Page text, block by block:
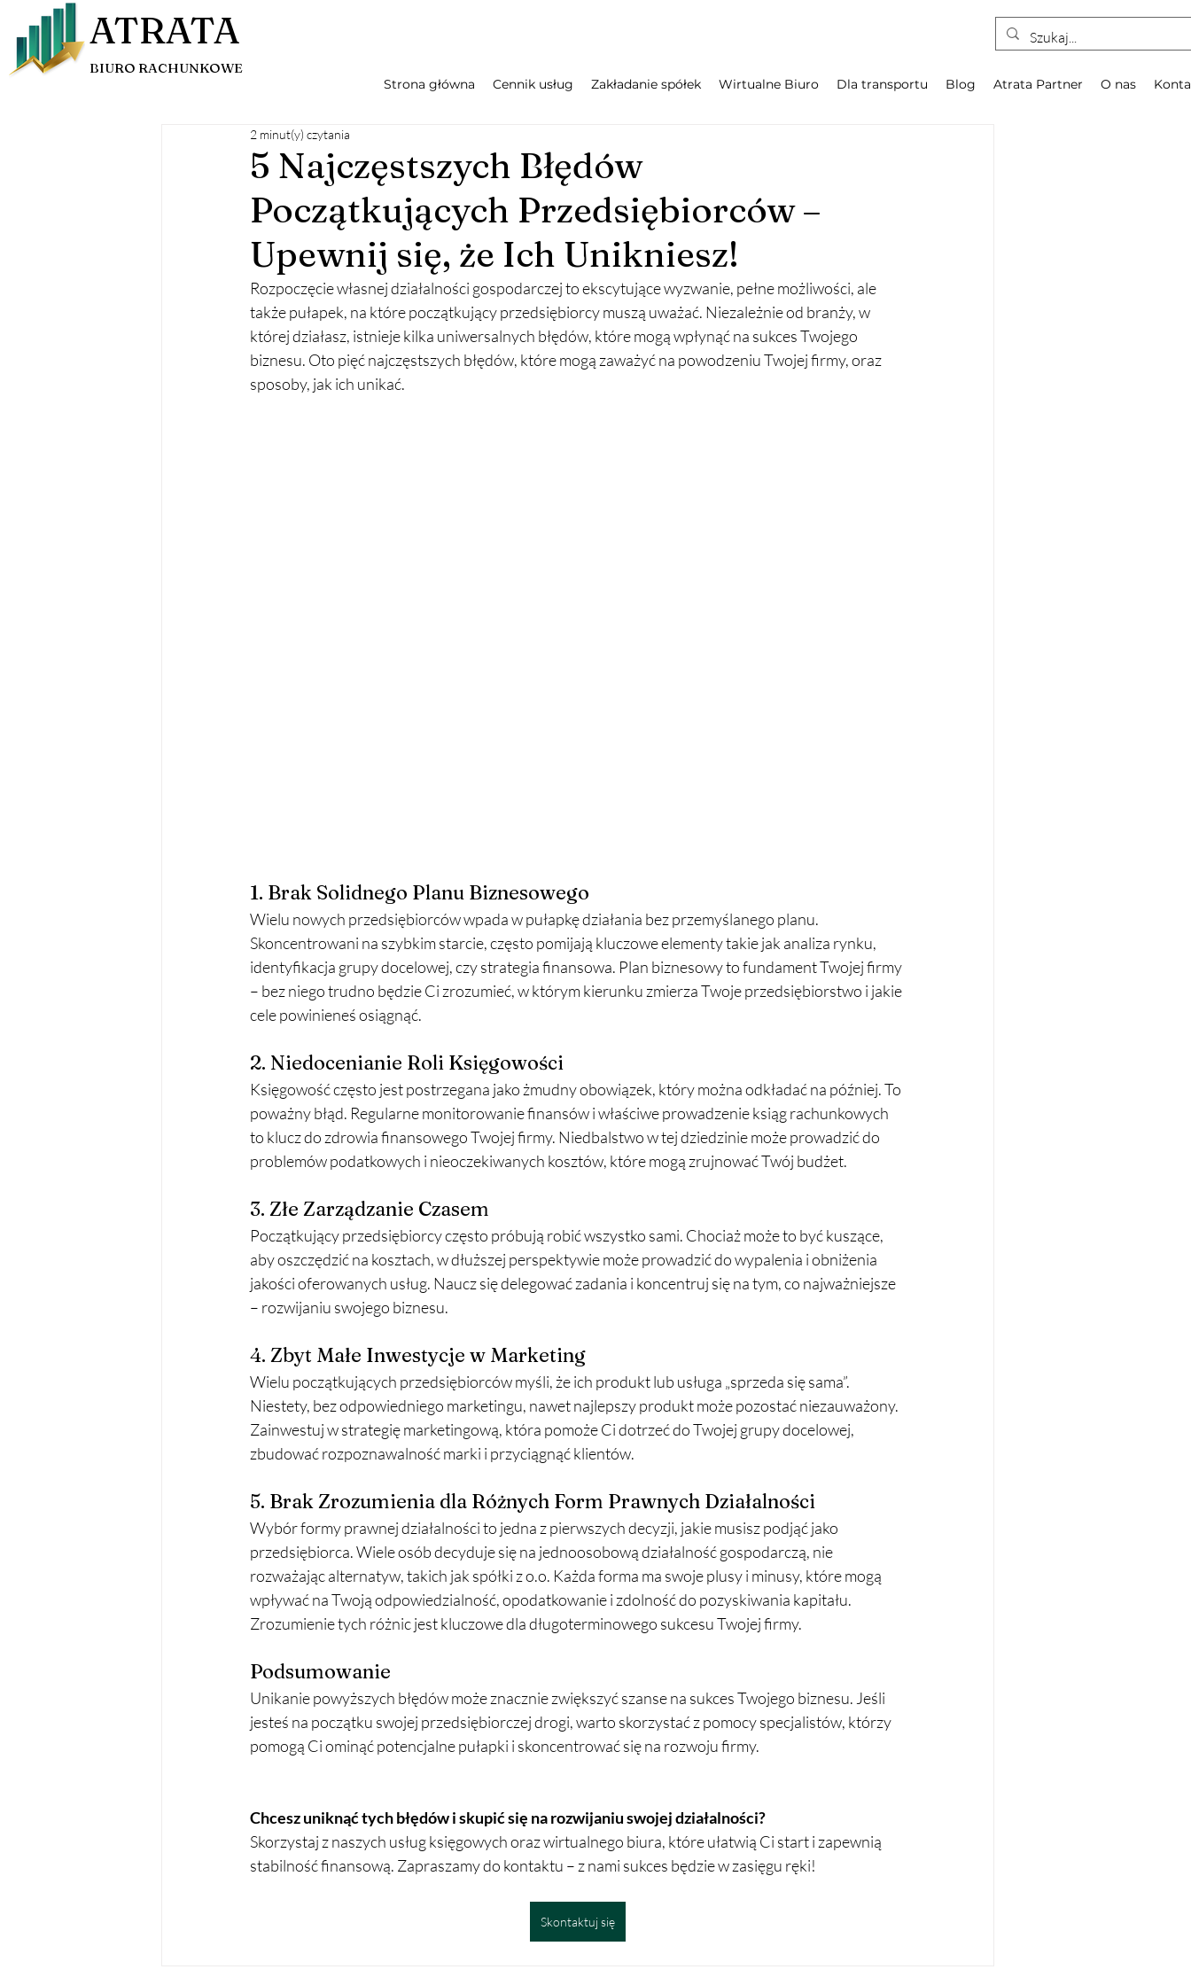
ATRATA
BIURO RACHUNKOWE
Strona główna Cennik usług Zakładanie spółek Wirtualne Biuro Dla transportu Blog Atrata Partner O nas
5 Najczęstszych Błędów
Początkujących Przedsiębiorców –
Upewnij się, że Ich Unikniesz!
2 minut(y) czytania
Rozpoczęcie własnej działalności gospodarczej to ekscytujące wyzwanie, pełne możliwości, ale
także pułapek, na które początkujący przedsiębiorcy muszą uważać. Niezależnie od branży, w
której działasz, istnieje kilka uniwersalnych błędów, które mogą wpłynąć na sukces Twojego
biznesu. Oto pięć najczęstszych błędów, które mogą zaważyć na powodzeniu Twojej firmy, oraz
sposoby, jak ich unikać.
1. Brak Solidnego Planu Biznesowego
Wielu nowych przedsiębiorców wpada w pułapkę działania bez przemyślanego planu.
Skoncentrowani na szybkim starcie, często pomijają kluczowe elementy takie jak analiza rynku,
identyfikacja grupy docelowej, czy strategia finansowa. Plan biznesowy to fundament Twojej firmy
– bez niego trudno będzie Ci zrozumieć, w którym kierunku zmierza Twoje przedsiębiorstwo i jakie
cele powinieneś osiągnąć.
2. Niedocenianie Roli Księgowości
Księgowość często jest postrzegana jako żmudny obowiązek, który można odkładać na później. To
poważny błąd. Regularne monitorowanie finansów i właściwe prowadzenie ksiąg rachunkowych
to klucz do zdrowia finansowego Twojej firmy. Niedbalstwo w tej dziedzinie może prowadzić do
problemów podatkowych i nieoczekiwanych kosztów, które mogą zrujnować Twój budżet.
3. Złe Zarządzanie Czasem
Początkujący przedsiębiorcy często próbują robić wszystko sami. Chociaż może to być kuszące,
aby oszczędzić na kosztach, w dłuższej perspektywie może prowadzić do wypalenia i obniżenia
jakości oferowanych usług. Naucz się delegować zadania i koncentruj się na tym, co najważniejsze
– rozwijaniu swojego biznesu.
4. Zbyt Małe Inwestycje w Marketing
Wielu początkujących przedsiębiorców myśli, że ich produkt lub usługa „sprzeda się sama”.
Niestety, bez odpowiedniego marketingu, nawet najlepszy produkt może pozostać niezauważony.
Zainwestuj w strategię marketingową, która pomoże Ci dotrzeć do Twojej grupy docelowej,
zbudować rozpoznawalność marki i przyciągnąć klientów.
5. Brak Zrozumienia dla Różnych Form Prawnych Działalności
Wybór formy prawnej działalności to jedna z pierwszych decyzji, jakie musisz podjąć jako
przedsiębiorca. Wiele osób decyduje się na jednoosobową działalność gospodarczą, nie
rozważając alternatyw, takich jak spółki z o.o. Każda forma ma swoje plusy i minusy, które mogą
wpływać na Twoją odpowiedzialność, opodatkowanie i zdolność do pozyskiwania kapitału.
Zrozumienie tych różnic jest kluczowe dla długoterminowego sukcesu Twojej firmy.
Podsumowanie
Unikanie powyższych błędów może znacznie zwiększyć szanse na sukces Twojego biznesu. Jeśli
jesteś na początku swojej przedsiębiorczej drogi, warto skorzystać z pomocy specjalistów, którzy
pomogą Ci ominąć potencjalne pułapki i skoncentrować się na rozwoju firmy.
Chcesz uniknąć tych błędów i skupić się na rozwijaniu swojej działalności?
Skorzystaj z naszych usług księgowych oraz wirtualnego biura, które ułatwią Ci start i zapewnią
stabilność finansową. Zapraszamy do kontaktu – z nami sukces będzie w zasięgu ręki!
Skontaktuj się